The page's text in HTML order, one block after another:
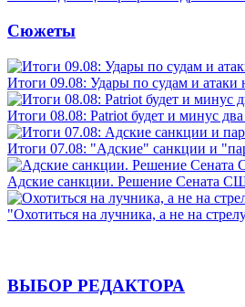
Сюжеты
Итоги 09.08: Удары по судам и атаки
Итоги 08.08: Patriot будет и минус
Итоги 07.08: "Адские" санкции и
Адские санкции. Решение Сената
"Охотиться на лучника, а не на
ВЫБОР РЕДАКТОРА